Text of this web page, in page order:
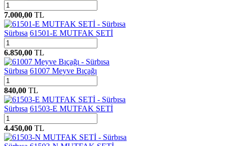
7.000,00 TL
Sürbısa 61501-E MUTFAK SETİ
6.850,00 TL
Sürbısa 61007 Meyve Bıçağı
840,00 TL
Sürbısa 61503-E MUTFAK SETİ
4.450,00 TL